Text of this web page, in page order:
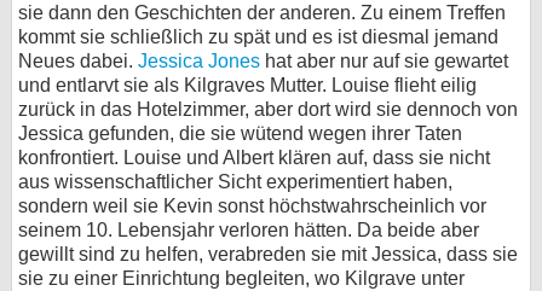
sie dann den Geschichten der anderen. Zu einem Treffen
kommt sie schließlich zu spät und es ist diesmal jemand
Neues dabei. Jessica Jones hat aber nur auf sie gewartet
und entlarvt sie als Kilgraves Mutter. Louise flieht eilig
zurück in das Hotelzimmer, aber dort wird sie dennoch von
Jessica gefunden, die sie wütend wegen ihrer Taten
konfrontiert. Louise und Albert klären auf, dass sie nicht
aus wissenschaftlicher Sicht experimentiert haben,
sondern weil sie Kevin sonst höchstwahrscheinlich vor
seinem 10. Lebensjahr verloren hätten. Da beide aber
gewillt sind zu helfen, verabreden sie mit Jessica, dass sie
sie zu einer Einrichtung begleiten, wo Kilgrave unter